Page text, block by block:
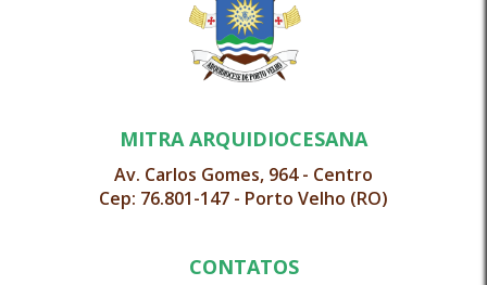
MITRA ARQUIDIOCESANA
Av. Carlos Gomes, 964 - Centro
Cep: 76.801-147 - Porto Velho (RO)
CONTATOS